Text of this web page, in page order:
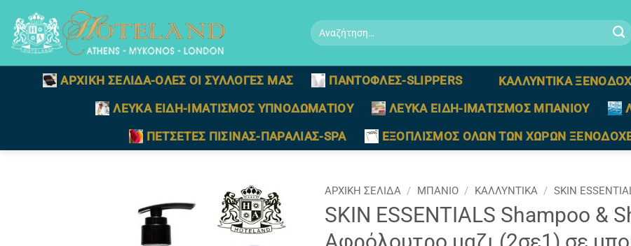
στο
περιεχόμενο
Αναζήτηση
για:
ΑΡΧΙΚΗ ΣΕΛΙΔΑ-ΟΛΕΣ ΟΙ ΣΥΛΛΟΓΕΣ ΜΑΣ ΠΑΝΤΟΦΛΕΣ-SLIPPERS ΚΑΛΛΥΝΤΙΚΑ
ΛΕΥΚΑ ΕΙΔΗ-ΙΜΑΤΙΣΜΟΣ ΥΠΝΟΔΩΜΑΤΙΟΥ
ΛΕΥΚΑ ΕΙΔΗ-ΙΜΑΤΙΣΜΟΣ ΜΠΑΝΙΟΥ
ΠΕΤΣΕΤΕΣ ΠΙΣΙΝΑΣ-ΠΑΡΑΛΙΑΣ-SPA
ΕΞΟΠΛΙΣΜΟΣ ΟΛΩΝ ΤΩΝ ΧΩΡΩΝ
ΑΡΧΙΚΉ ΣΕΛΊΔΑ / ΜΠΑΝΙΟ / ΚΑΛΛΥΝΤΙΚΑ / SKIN
SKIN ESSENTIALS Shampoo &